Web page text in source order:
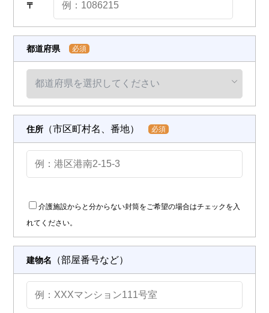
〒
都道府県 必須
住所（市区町村名、番地） 必須
介護施設からと分からない封筒をご希望の場合はチェックを入
れてください。
建物名 （部屋番号など）